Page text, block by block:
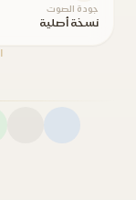
جودة الصوت
نسخة أصلية